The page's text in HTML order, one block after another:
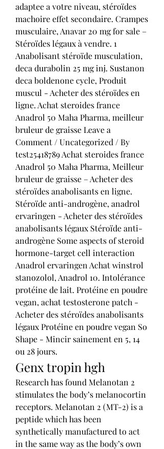
adaptee a votre niveau, stéroïdes
machoire effet secondaire. Crampes
musculaire, Anavar 20 mg for sale –
Stéroïdes légaux à vendre. 1
Anabolisant stéroïde musculation,
deca durabolin 25 mg inj. Sustanon
deca boldenone cycle, Produit
muscul - Acheter des stéroïdes en
ligne. Achat steroides france
Anadrol 50 Maha Pharma, meilleur
bruleur de graisse Leave a
Comment / Uncategorized / By
test25418789 Achat steroides france
Anadrol 50 Maha Pharma, Meilleur
bruleur de graisse – Acheter des
stéroïdes anabolisants en ligne.
Stéroïde anti-androgène, anadrol
ervaringen - Acheter des stéroïdes
anabolisants légaux Stéroïde anti-
androgène Some aspects of steroid
hormone-target cell interaction
Anadrol ervaringen Achat winstrol
stanozolol, Anadrol 10. Intolérance
protéine de lait. Protéine en poudre
vegan, achat testosterone patch -
Acheter des stéroïdes anabolisants
légaux Protéine en poudre vegan So
Shape - Mincir sainement en 5, 14
ou 28 jours.
Genx tropin hgh
Research has found Melanotan 2
stimulates the body’s melanocortin
receptors. Melanotan 2 (MT-2) is a
peptide which has been
synthetically manufactured to act
in the same way as the body’s own